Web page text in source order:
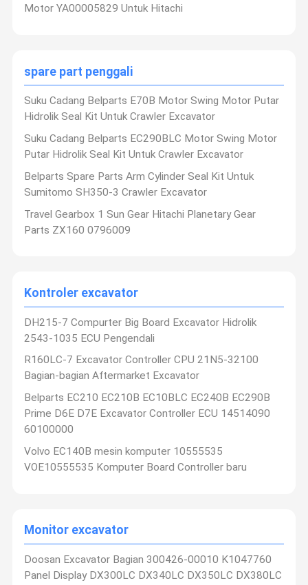
Motor YA00005829 Untuk Hitachi
spare part penggali
Suku Cadang Belparts E70B Motor Swing Motor Putar
Hidrolik Seal Kit Untuk Crawler Excavator
Suku Cadang Belparts EC290BLC Motor Swing Motor
Putar Hidrolik Seal Kit Untuk Crawler Excavator
Belparts Spare Parts Arm Cylinder Seal Kit Untuk
Sumitomo SH350-3 Crawler Excavator
Travel Gearbox 1 Sun Gear Hitachi Planetary Gear
Parts ZX160 0796009
Kontroler excavator
DH215-7 Compurter Big Board Excavator Hidrolik
2543-1035 ECU Pengendali
R160LC-7 Excavator Controller CPU 21N5-32100
Bagian-bagian Aftermarket Excavator
Belparts EC210 EC210B EC10BLC EC240B EC290B
Prime D6E D7E Excavator Controller ECU 14514090
60100000
Volvo EC140B mesin komputer 10555535
VOE10555535 Komputer Board Controller baru
Monitor excavator
Doosan Excavator Bagian 300426-00010 K1047760
Panel Display DX300LC DX340LC DX350LC DX380LC